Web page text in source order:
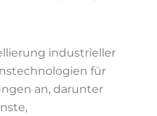
industrieller
für
an, darunter